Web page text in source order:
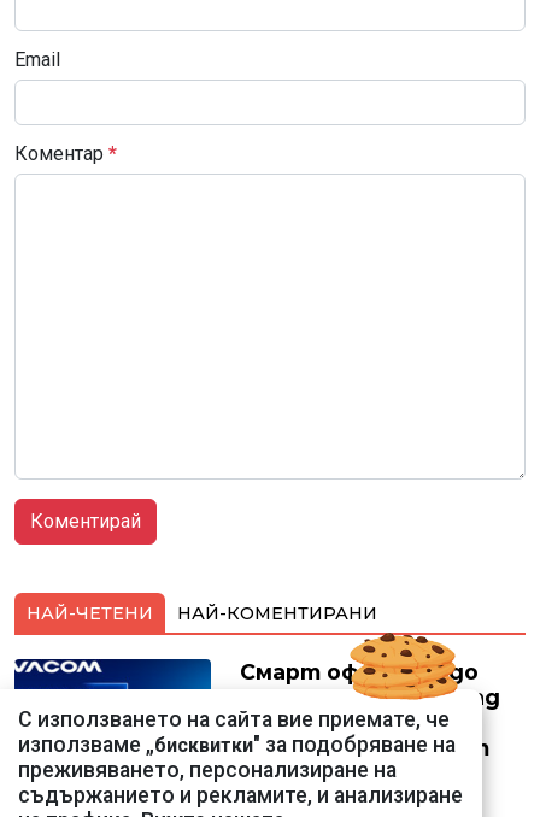
Email
Коментар *
НАЙ-ЧЕТЕНИ НАЙ-КОМЕНТИРАНИ
Смарт оферти с до
90% отстъпка за над
150 устройства от
Vivacom през август
С използването на сайта вие приемате, че
използваме „бисквитки" за подобряване на
преживяването, персонализиране на
съдържанието и рекламите, и анализиране